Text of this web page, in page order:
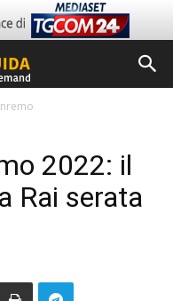
2022: il
Rai serata